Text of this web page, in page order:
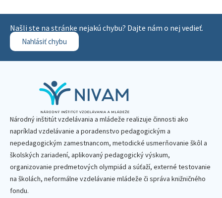
Našli ste na stránke nejakú chybu? Dajte nám o nej vedieť.
Nahlásiť chybu
Národný inštitút vzdelávania a mládeže realizuje činnosti ako
napríklad vzdelávanie a poradenstvo pedagogickým a
nepedagogickým zamestnancom, metodické usmerňovanie škôl a
školských zariadení, aplikovaný pedagogický výskum,
organizovanie predmetových olympiád a súťaží, externé testovanie
na školách, neformálne vzdelávanie mládeže či správa knižničného
fondu.